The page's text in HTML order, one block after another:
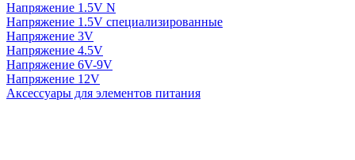
Напряжение 1.5V N
Напряжение 1.5V специализированные
Напряжение 3V
Напряжение 4.5V
Напряжение 6V-9V
Напряжение 12V
Аксессуары для элементов питания